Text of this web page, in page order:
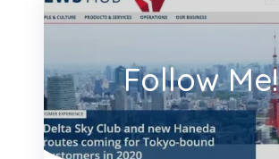
Follow Me!